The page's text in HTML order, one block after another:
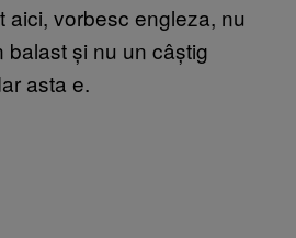
aici, vorbesc engleza, nu
și nu un câștig
asta e.